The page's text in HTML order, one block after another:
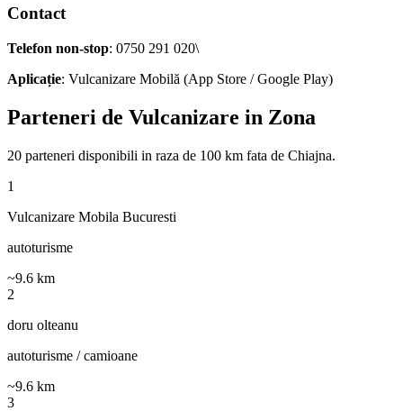
Contact
Telefon non-stop: 0750 291 020\
Aplicație: Vulcanizare Mobilă (App Store / Google Play)
Parteneri de Vulcanizare in Zona
20 parteneri disponibili in raza de 100 km fata de Chiajna.
1
Vulcanizare Mobila Bucuresti
autoturisme
~9.6 km
2
doru olteanu
autoturisme / camioane
~9.6 km
3